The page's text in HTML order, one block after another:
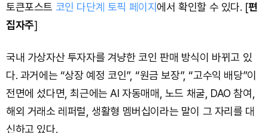
토큰포스트 코인 다단계 토픽 페이지 에서 확인할 수 있다. [편
집자주]
국내 가상자산 투자자를 겨냥한 코인 판매 방식이 바뀌고 있
다. 과거에는 “상장 예정 코인”, “원금 보장”, “고수익 배당”이
전면에 섰다면, 최근에는 AI 자동매매, 노드 채굴, DAO 참여,
해외 거래소 레퍼럴, 생활형 멤버십이라는 말이 그 자리를 대
신하고 있다.